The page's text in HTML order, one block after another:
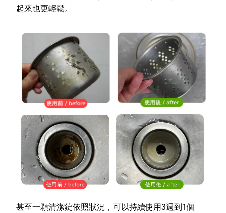
起來也更輕鬆。
甚至一顆清潔錠依照狀況，可以持續使用3週到1個